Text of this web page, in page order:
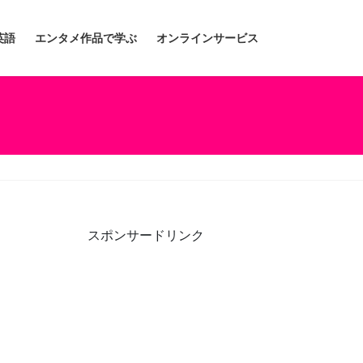
語 エンタメ作品で学ぶ オンラインサービス
スポンサードリンク